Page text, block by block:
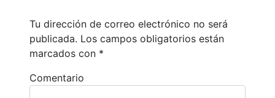
Tu dirección de correo electrónico no será
publicada. Los campos obligatorios están
marcados con *
Comentario